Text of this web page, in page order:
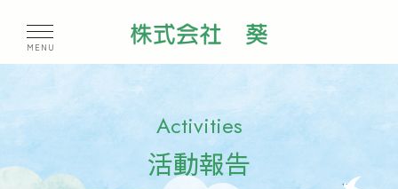
Activities
活動報告